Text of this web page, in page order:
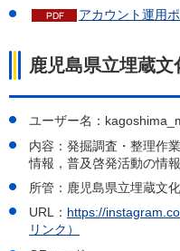
アカウント運用
鹿児島県立埋蔵文
ユーザー名：
内容：発掘調査・整理作
情報，普及啓発活動の情
所管：鹿児島県立埋蔵文
URL： https://
リンク）